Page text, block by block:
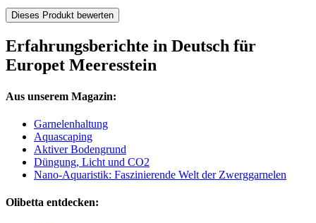
Dieses Produkt bewerten
Erfahrungsberichte in Deutsch für
Europet Meeresstein
Aus unserem Magazin:
Garnelenhaltung
Aquascaping
Aktiver Bodengrund
Düngung, Licht und CO2
Nano-Aquaristik: Faszinierende Welt der Zwerggarnelen
Olibetta entdecken: